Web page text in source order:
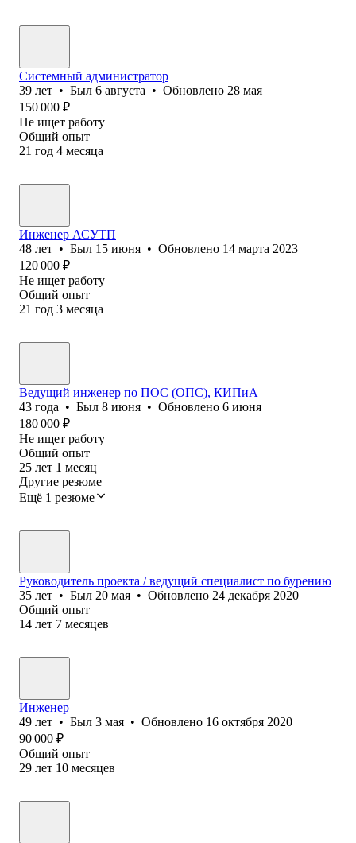
Системный администратор
39 лет • Был 6 августа • Обновлено 28 мая
150 000 ₽
Не ищет работу
Общий опыт
21 год 4 месяца
Инженер АСУТП
48 лет • Был 15 июня • Обновлено 14 марта 2023
120 000 ₽
Не ищет работу
Общий опыт
21 год 3 месяца
Ведущий инженер по ПОС (ОПС), КИПиА
43 года • Был 8 июня • Обновлено 6 июня
180 000 ₽
Не ищет работу
Общий опыт
25 лет 1 месяц
Другие резюме
Ещё 1 резюме
Руководитель проекта / ведущий специалист по бурению
35 лет • Был 20 мая • Обновлено 24 декабря 2020
Общий опыт
14 лет 7 месяцев
Инженер
49 лет • Был 3 мая • Обновлено 16 октября 2020
90 000 ₽
Общий опыт
29 лет 10 месяцев